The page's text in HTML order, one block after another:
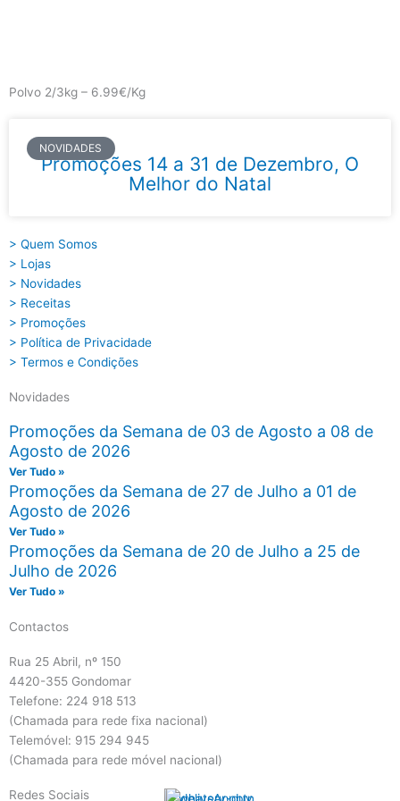
Polvo 2/3kg – 6.99€/Kg
NOVIDADES
Promoções 14 a 31 de Dezembro, O
Melhor do Natal
> Quem Somos
> Lojas
> Novidades
> Receitas
> Promoções
> Política de Privacidade
> Termos e Condições
Novidades
Promoções da Semana de 03 de Agosto a 08 de
Agosto de 2026
Ver Tudo »
Promoções da Semana de 27 de Julho a 01 de
Agosto de 2026
Ver Tudo »
Promoções da Semana de 20 de Julho a 25 de
Julho de 2026
Ver Tudo »
Contactos
Rua 25 Abril, nº 150
4420-355 Gondomar
Telefone: 224 918 513
(Chamada para rede fixa nacional)
Telemóvel: 915 294 945
(Chamada para rede móvel nacional)
Redes Sociais